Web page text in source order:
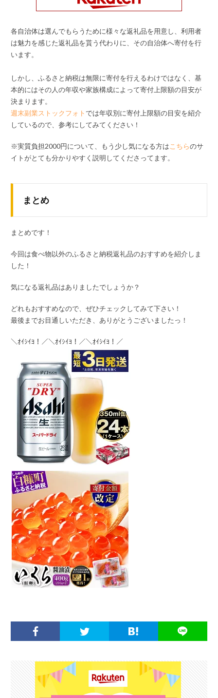
各自治体は選んでもらうために様々な返礼品を用意し、利用者
は魅力を感じた返礼品を貰う代わりに、その自治体へ寄付を行
います。
しかし、ふるさと納税は無限に寄付を行えるわけではなく、基
本的にはその人の年収や家族構成によって寄付上限額の目安が
決まります。
週末副業ストックフォト では年収別に寄付上限額の目安を紹介
しているので、参考にしてみてください！
※実質負担2000円について、もう少し気になる方はこちらのサ
イトがとても分かりやすく説明してくださってます。
まとめ
まとめです！
今回は食べ物以外のふるさと納税返礼品のおすすめを紹介しま
した！
気になる返礼品はありましたでしょうか？
どれもおすすめなので、ぜひチェックしてみて下さい！
最後までお目通しいただき、ありがとうございましたっ！
＼ｵｲｼｲﾖ！／＼ｵｲｼｲﾖ！／＼ｵｲｼｲﾖ！／